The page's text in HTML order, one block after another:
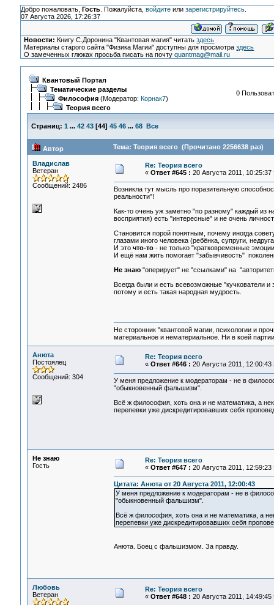
Добро пожаловать, Гость. Пожалуйста, войдитеили зарегистрируйтесь.
07 Августа 2026, 17:26:37
Новости: Книгу С.Доронина "Квантовая магия" читатьздесь
Материалы старого сайта "Физика Магии" доступны для просмотраздесь
О замеченных глюках просьба писать на почтуquantmag@mail.ru
Квантовый Портал
Тематические разделы
Философия(Модератор: Корнак7)
Теория всего
0
Страниц: 1 ... 42 43[44] 45 46 ... 68 Все
Автор Тема: Теория всего (Прочитано 2256638 раз)
Владислав
Ветеран
Сообщений: 2486
Re: Теория всего
« Ответ #645 : 20 Августа 2011, 10:25:37
Возникла тут мысль про поразительную
реальности"!
Как-то очень уж заметно "по разному" каждый из
восприятия) есть "интересные" и не очень
Становится порой понятным, почему иногда
глазами иного человека (ребёнка, супруги,
И это что-то- не только "кратковременные
И ещё нам жить помогает "забывчивость"
Не знаю"оперирует" не "ссылками" на
Всегда были и есть всевозможные "кучкователи
потому и есть такая народная мудрость.
Не сторонник "квантовой магии, психологии и
материальное и нематериальное. Ни в коей
Анюта
Постоялец
Сообщений: 304
Re: Теория всего
« Ответ #646 : 20 Августа 2011, 12:00:43
У меня предложение к модераторам - не в
"обыкновенный фальшизм".
Всё ж философия, хоть она и не математика, а
перепевки уже дискредитировавших себя
Не знаю
Гость
Re: Теория всего
« Ответ #647 : 20 Августа 2011, 12:59:23
Цитата: Анюта от 20 Августа 2011, 12:00:43
У меня предложение к модераторам - не в
"обыкновенный фальшизм".
Всё ж философия, хоть она и не математика, а
перепевки уже дискредитировавших себя
Анюта. Боец с фальшизмом. За правду.
Любовь
Ветеран
Re: Теория всего
« Ответ #648 : 20 Августа 2011, 14:49:45